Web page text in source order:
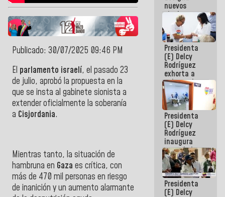
Publicado: 30/07/2025 09:46 PM
El parlamento israelí, el pasado 23
de julio, aprobó la propuesta en la
que se insta al gabinete sionista a
extender oficialmente la soberanía
a Cisjordania.
Mientras tanto, la situación de
hambruna en Gaza es crítica, con
más de 470 mil personas en riesgo
de inanición y un aumento alarmante
nuevos
titulares en
Viceministerio
de Energía
Eléctrica y
CORPOELEC
Presidenta
(E) Delcy
Rodríguez
exhorta a
gobernadores
y alcaldes a
edificar
casas para
abuelos
Presidenta
(E) Delcy
Rodríguez
inaugura
casa de los
Abuelos
Primavera
en Caracas
Presidenta
(E) Delcy